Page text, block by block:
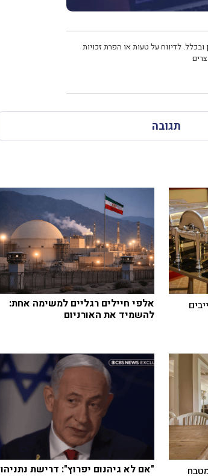
לדיווח על טעות או הפרת זכויות
תגובה
אלפי חיילים רגליים למשימה אחת:
להשמיד את האורניום
"אם לא גיהנום יפרוץ": דרישת נתניהו